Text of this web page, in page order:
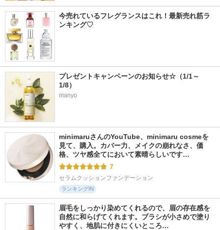
今売れているフレグランスはこれ！最新売れ筋ラ
ンキング♡
プレゼントキャンペーンのお知らせ☆（1/1～
1/8）
manyo
minimaruさんのYouTube、minimaru cosmeを
見て、購入。カバー力、メイクの崩れなさ、価
格、ツヤ感全てにおいて素晴らしいです…
7
セラムクッションファンデーション
ランキングIN
眉毛をしっかり染めてくれるので、眉の存在感を
自然に和らげてくれます。ブラシが小さめで塗り
やすく、地肌に付きにくいところ…